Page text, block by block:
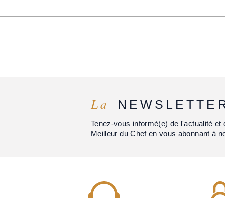
La
Tenez-vous informé(e) de l'actualité et
Meilleur du Chef en vous abonnant à